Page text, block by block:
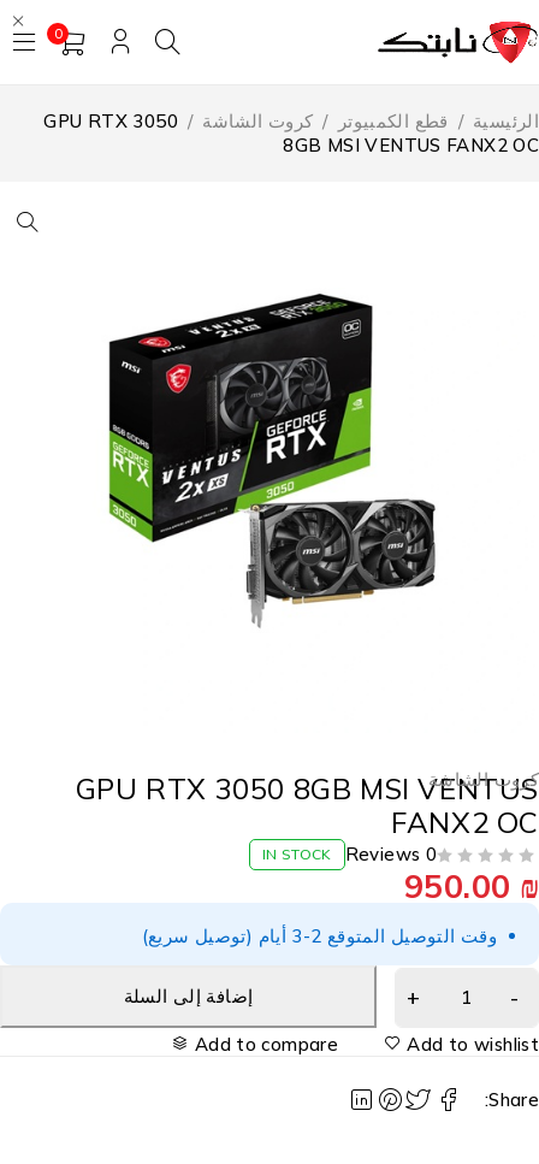
0
/ قطع الكمبيوتر كروت الشاشة /
GPU RTX 3050
8GB MSI VENTUS FANX2
الشاشة
GPU RTX 3050 8GB MSI
FANX2
0 Reviews
IN STOCK
950.00
وقت التوصيل المتوقع 2-3 أيام (توصيل سريع)
إضافة إلى السلة
Add to
Add to compare